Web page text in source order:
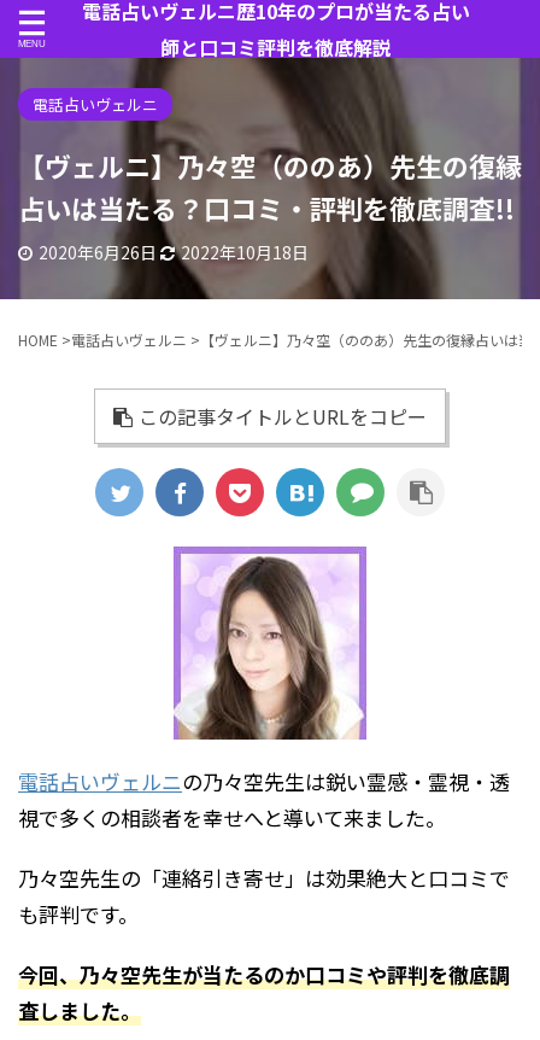
電話占いヴェルニ歴10年のプロが当たる占い
師と口コミ評判を徹底解説
電話占いヴェルニ
【ヴェルニ】乃々空（ののあ）先生の復縁
占いは当たる？口コミ・評判を徹底調査!!
2020年6月26日 2022年10月18日
HOME >電話占いヴェルニ > 【ヴェルニ】乃々空（ののあ）先生の復縁占いは
この記事タイトルとURLをコピー
電話占いヴェルニの乃々空先生は鋭い霊感・霊視・透
視で多くの相談者を幸せへと導いて来ました。
乃々空先生の「連絡引き寄せ」は効果絶大と口コミで
も評判です。
今回、乃々空先生が当たるのか口コミや評判を徹底調
査しました。